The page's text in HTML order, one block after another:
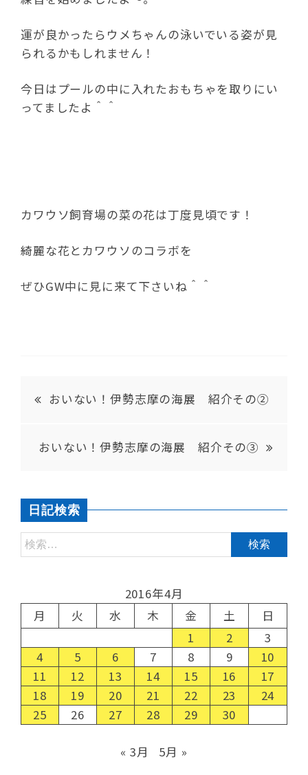
運が良かったらウメちゃんの泳いでいる姿が見
られるかもしれません！
今日はプールの中に入れたおもちゃを取りにい
ってましたよ＾＾
カワウソ飼育場の菜の花は丁度見頃です！
綺麗な花とカワウソのコラボを
ぜひGW中に見に来て下さいね＾＾
おいない！伊勢志摩の海展 紹介その②
おいない！伊勢志摩の海展 紹介その③
日記検索
2016年4月
月
火 水 木 金 土
日
1
2
3
4
5 6 7 8 9
10
11
12 13 14 15 16
17
18
19 20 21 22 23
24
25
26 27 28 29 30
« 3月 5月 »